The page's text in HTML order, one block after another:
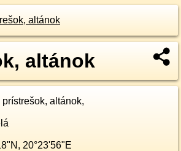
altánok
altánok
prístrešok, altánok,
, 20°23'56"E